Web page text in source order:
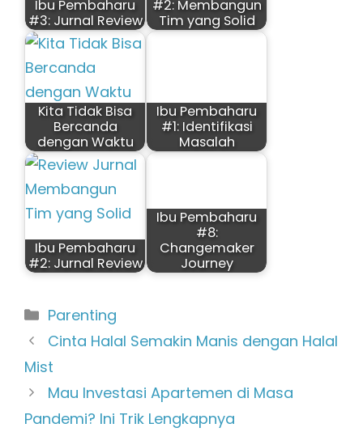
4 pemikiran pada “Ibu
Pembaharu #3:
Memahami Masalah
Bersama Tim”
wardani
Agustus 16, 2021 pada 17:32
alhamdulillah..semoga dimudahkan
Allah..akhire koyok album foto..podo
mbek jurnalq,,captione dowoan
mbak lin2..